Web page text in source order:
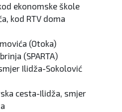
ekonomske škole
kod RTV doma
(Otoka)
(SPARTA)
Ilidža-Sokolović
cesta-Ilidža, smjer